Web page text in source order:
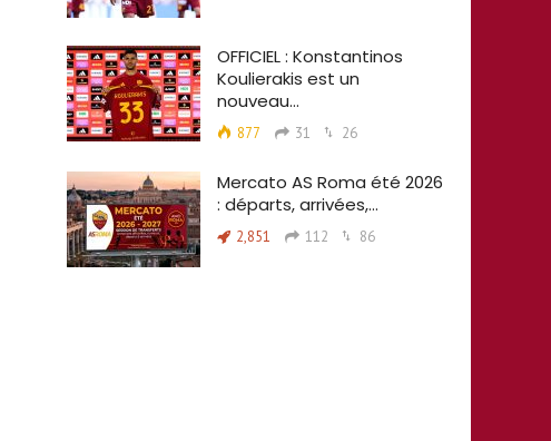
OFFICIEL : Konstantinos
Koulierakis est un
nouveau…
877 31 26
Mercato AS Roma été 2026
: départs, arrivées,…
2,851 112 86